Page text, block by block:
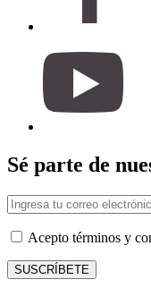
Sé parte de
Acepto términos y